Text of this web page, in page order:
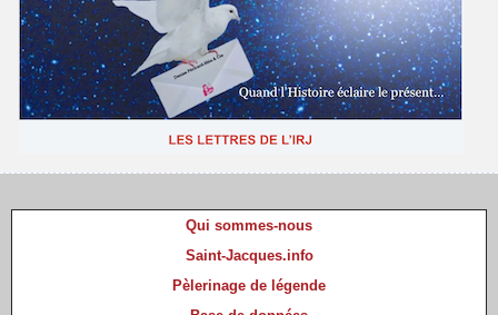
Qui sommes-nous
Saint-Jacques.info
Pèlerinage de légende